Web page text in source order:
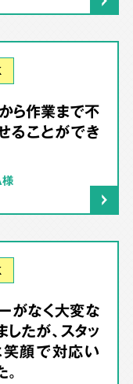
ら作業まで不
ることができ
がなく大変な
たが、スタッ
顔で対応い